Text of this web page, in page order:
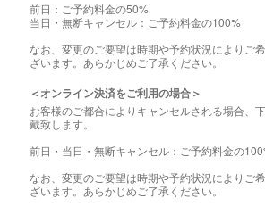
前日：ご予約料金の50%
当日・無断キャンセル：ご予約料金の100%
なお、変更のご要望は時期や予約状況によりご
ざいます。あらかじめご了承ください。
＜オンライン決済をご利用の場合＞
お客様のご都合によりキャンセルされる場合、
戴致します。
前日・当日・無断キャンセル：ご予約料金の
なお、変更のご要望は時期や予約状況によりご
ざいます。あらかじめご了承ください。